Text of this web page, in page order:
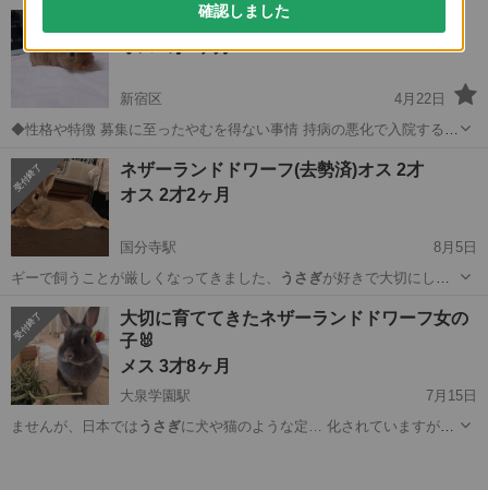
うさぎさん2羽の引取りについて
オス 0才6ヶ月
新宿区
4月22日
◆性格や特徴 募集に至ったやむを得ない事情 持病の悪化で入院するた
東京 新宿区 その他 ペレット
ネザーランドドワーフ(去勢済)オス 2才
オス 2才2ヶ月
国分寺駅
8月5日
ギーで飼うことが厳しくなってきました、
うさぎが好きで大切にして
東京 国分寺市 国分寺駅 その他
大切に育ててきたネザーランドドワーフ女の
子🐰
メス 3才8ヶ月
大泉学園駅
7月15日
ませんが、日本では うさぎに犬や猫のような定… 化されていますが、
確認しました